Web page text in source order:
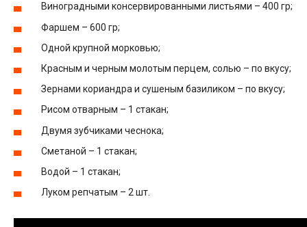
Виноградными консервированными листьями – 400 гр;
Фаршем – 600 гр;
Одной крупной морковью;
Красным и черным молотым перцем, солью – по вкусу;
Зернами кориандра и сушеным базиликом – по вкусу;
Рисом отварным – 1 стакан;
Двумя зубчиками чеснока;
Сметаной – 1 стакан;
Водой – 1 стакан;
Луком репчатым – 2 шт.